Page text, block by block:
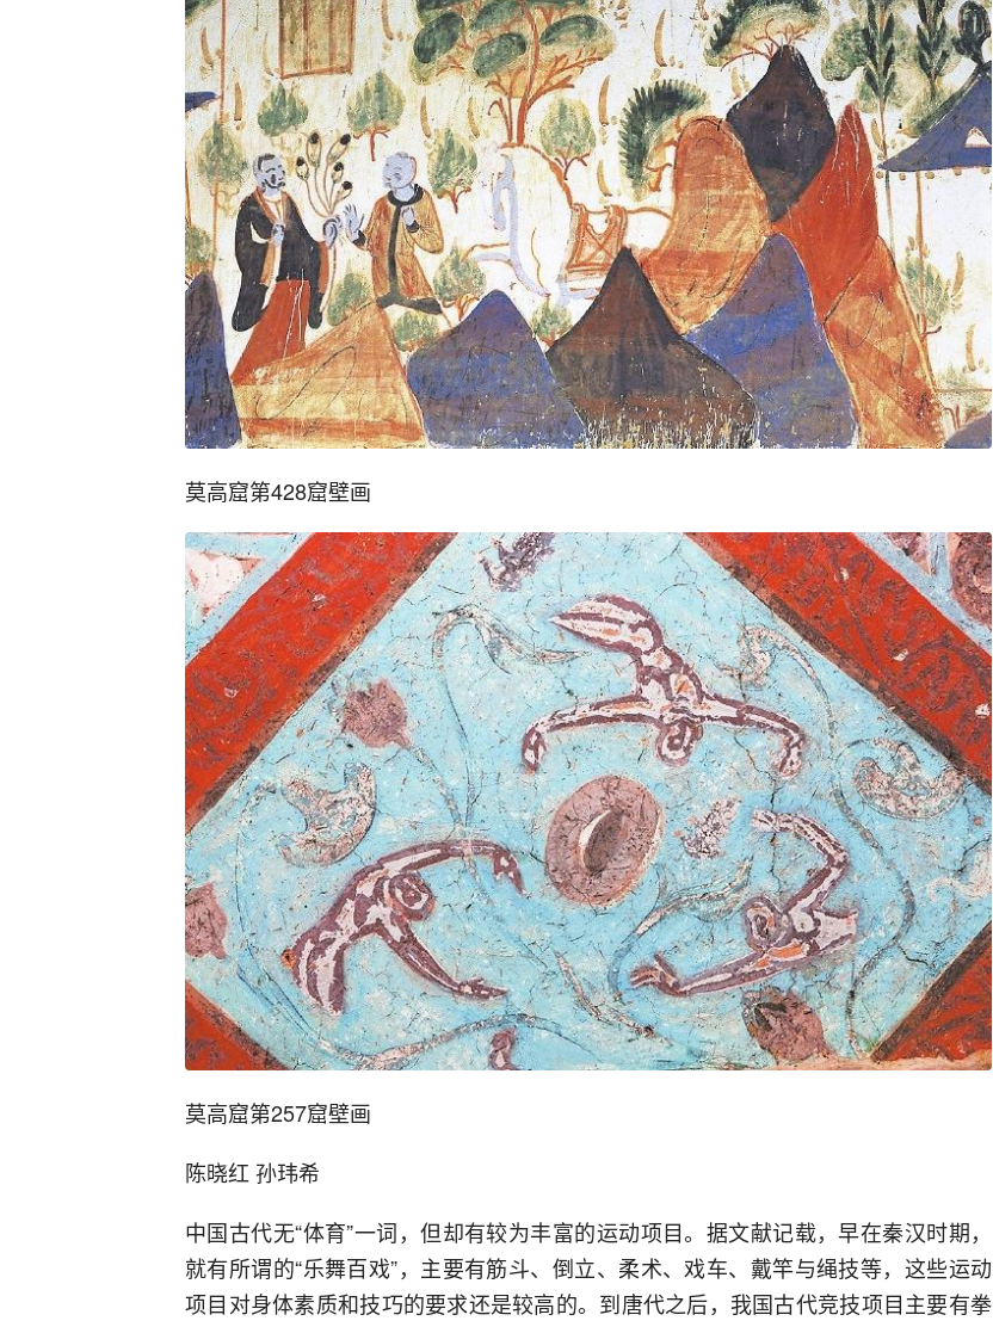
莫高窟第428窟壁画
莫高窟第257窟壁画
陈晓红 孙玮希
中国古代无“体育”一词，但却有较为丰富的运动项目。据文献记载，早在秦汉时期，
就有所谓的“乐舞百戏”，主要有筋斗、倒立、柔术、戏车、戴竿与绳技等，这些运动
项目对身体素质和技巧的要求还是较高的。到唐代之后，我国古代竞技项目主要有拳